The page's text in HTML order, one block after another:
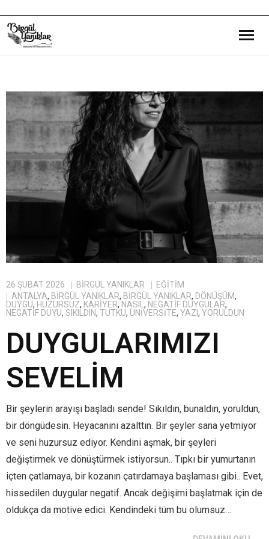
Eğitim Yazılarım
Gezi ve Kültür Yazılarım
Röportajlarım
Destek Olduğum Projeler
26 ŞUBAT 2026 BIRGÜL YANIKLAR
EĞITIM
ANTALYA, BİRGÜL YANIKLAR, BIRGÜL YANIKLAR, DÖNÜŞÜM,
DUYGU, HUZURSUZ, KARIYER, NASIL, NEGATIF DUYGULAR,
NEGATIF DUYU, SIKILDIN, TUTKU, ÜNIVERSITE, YAZI , YORULDUN
DUYGULARIMIZI
SEVELİM
Bir şeylerin arayışı başladı sende! Sıkıldın, bunaldın, yoruldun,
bir döngüdesin. Heyacanını azalttın. Bir şeyler sana yetmiyor
ve seni huzursuz ediyor. Kendini aşmak, bir şeyleri
değiştirmek ve dönüştürmek istiyorsun.. Tıpkı bir yumurtanın
içten çatlamaya, bir kozanın çatırdamaya başlaması gibi.. Evet,
hissedilen duygular negatif. Ancak değişimi başlatmak için de
oldukça da motive edici. Kendindeki tüm bu olumsuz…